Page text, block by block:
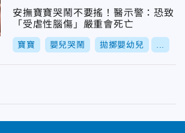
安撫寶寶哭鬧不要搖！醫示警：恐致
「受虐性腦傷」嚴重會死亡
寶寶 嬰兒哭鬧 拋擲嬰幼兒